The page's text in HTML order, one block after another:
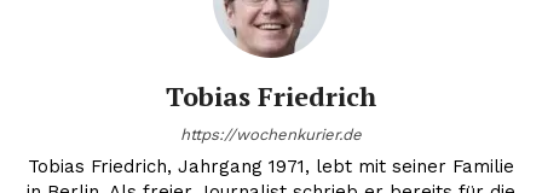
Tobias Friedrich
https://wochenkurier.de
Tobias Friedrich, Jahrgang 1971, lebt mit seiner Familie